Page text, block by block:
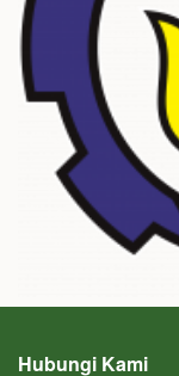
Hubungi Kami